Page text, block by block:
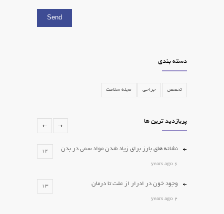
دسته بندی
تخصص جراحی مجله سلامت
پربازدید ترین ها
نشانه های بارز برای زیاد شدن مواد سمی در بدن 14
6 years ago
وجود خون در ادرار از علت تا درمان 13
2 years ago